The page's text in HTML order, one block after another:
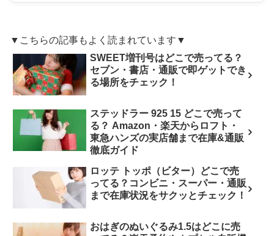
▼こちらの記事もよく読まれています▼
SWEET増刊号はどこで売ってる？
セブン・書店・通販で即ゲットでき
る場所をチェック！
ステッドラー 925 15 どこで売って
る？ Amazon・楽天からロフト・
東急ハンズの実店舗まで在庫&通販
徹底ガイド
ロッテ トッポ（ビター）どこで売
ってる？コンビニ・スーパー・通販
まで在庫状況をサクッとチェック！
おはぎのぬいぐるみ1.5はどこに売